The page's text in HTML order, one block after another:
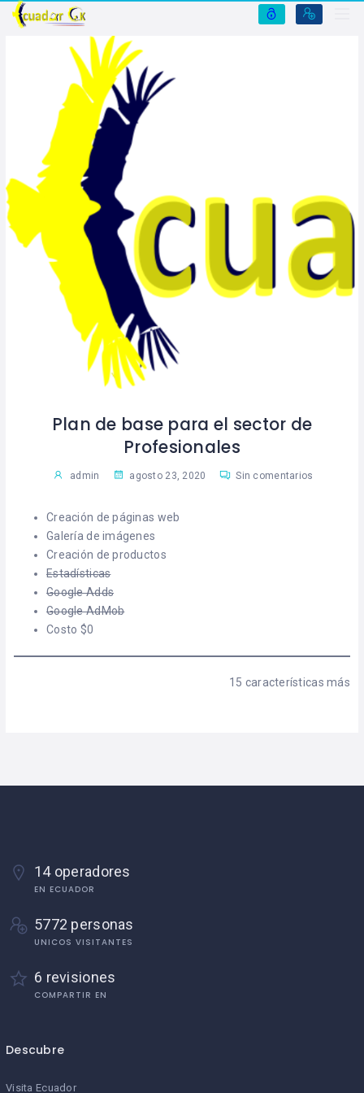
Plan de base para el sector de
Profesionales
admin agosto 23, 2020 Sin comentarios
Creación de páginas web
Galería de imágenes
Creación de productos
Estadísticas
Google Adds
Google AdMob
Costo $0
15 características más
14 operadores
EN ECUADOR
5772 personas
UNICOS VISITANTES
6 revisiones
COMPARTIR EN
Descubre
Visita Ecuador